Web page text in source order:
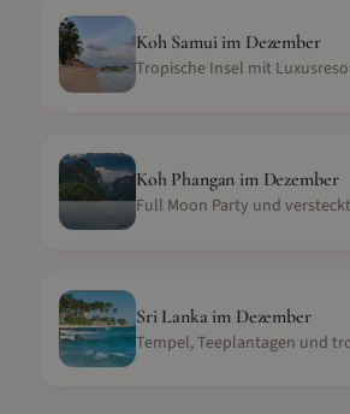
Koh Samuiim Dezember
Koh Phangan im Dezember
Full Moon Party und
Sri Lanka im Dezember